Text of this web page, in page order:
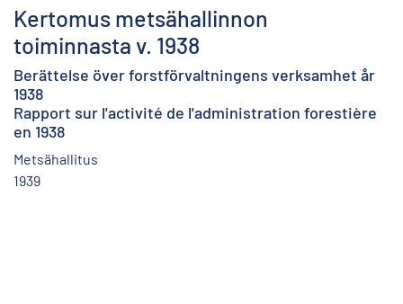
Kertomus metsähallinnon
toiminnasta v. 1938
Berättelse över forstförvaltningens verksamhet år
1938
Rapport sur l'activité de l'administration forestière
en 1938
Metsähallitus
1939